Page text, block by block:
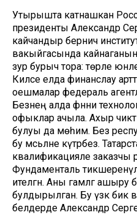
Утырышта катнашкан
президенты Александр
кайчандыр берничә
вакыйгасында кайнаганын
зур бурыч тора: төрле
Киләсе елда финанслау
оешмалар федераль
Безнең алда фәнни
офыклар ачыла. Ахыр
булуы да мөһим. Без
бу мәсьәләне күтәрәбез.
квалификацияле заказчы
Фундаменталь
ителгән. Аны гамәлгә
булдырылган. Бу үзәк бик
белдерде Александр